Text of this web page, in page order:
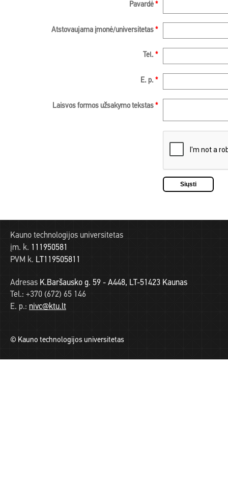
Pavardė *
Atstovaujama įmonė/universitetas *
Tel. *
E. p. *
Laisvos formos užsakymo tekstas *
Kauno technologijos universitetas
įm. k. 111950581
PVM k. LT119505811
Adresas K.Baršausko g. 59 - A448, LT-51423 Kaunas
Tel.: +370 (672) 65 146
E. p.: nivc@ktu.lt
© Kauno technologijos universitetas